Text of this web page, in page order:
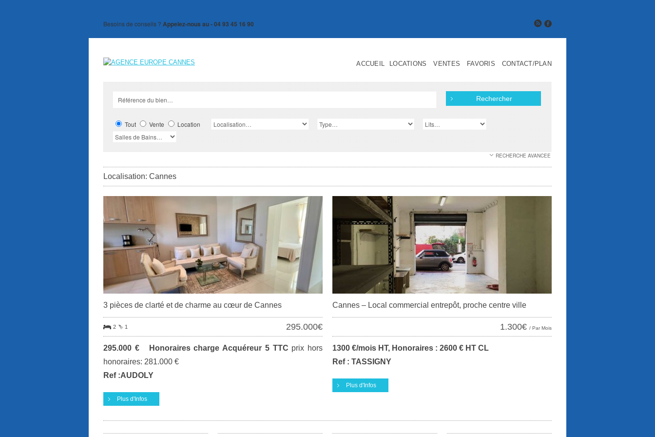
Besoins de conseils ? Appelez-nous au - 04 93 45 16 90
ACCUEIL LOCATIONS VENTES FAVORIS CONTACT/PLAN
Tout Vente Location
RECHERCHE AVANCEE
Localisation: Cannes
3 pièces de clarté et de charme au cœur de Cannes
2 1 295.000€
295.000 € Honoraires charge Acquéreur 5 TTC prix hors
honoraires: 281.000 €
Ref :AUDOLY
Plus d'Infos
Cannes – Local commercial entrepôt, proche centre ville
1.300€ / Par Mois
1300 €/mois HT, Honoraires : 2600 € HT CL
Ref : TASSIGNY
Plus d'Infos